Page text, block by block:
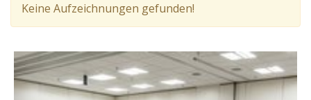
Keine Aufzeichnungen gefunden!